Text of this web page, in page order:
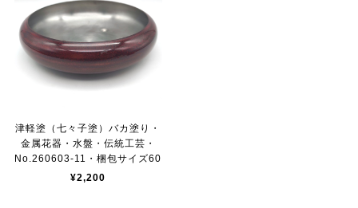
津軽塗（七々子塗）バカ塗り・
金属花器・水盤・伝統工芸・
No.260603-11・梱包サイズ60
¥2,200